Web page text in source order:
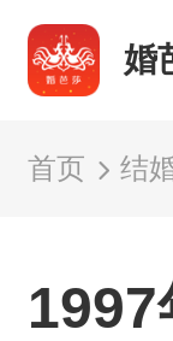
婚
首页 结